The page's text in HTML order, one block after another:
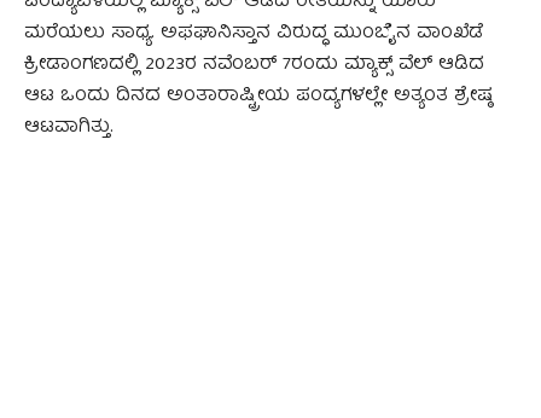
ಮರೆಯಲು ಸಾಧ್ಯ. ಅಫಘಾನಿಸ್ತಾನ ವಿರುದ್ಧ ಮುಂಬೈನ ವಾಂಖೆಡೆ
ಕ್ರೀಡಾಂಗಣದಲ್ಲಿ 2023ರ ನವೆಂಬರ್ 7ರಂದು ಮ್ಯಾಕ್ಸ್ ವೆಲ್ ಆಡಿದ
ಆಟ ಒಂದು ದಿನದ ಅಂತಾರಾಷ್ಟ್ರೀಯ ಪಂದ್ಯಗಳಲ್ಲೇ ಅತ್ಯಂತ ಶ್ರೇಷ್ಠ
ಆಟವಾಗಿತ್ತು.